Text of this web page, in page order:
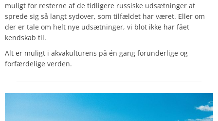
muligt for resterne af de tidligere russiske udsætninger at
sprede sig så langt sydover, som tilfældet har været. Eller om
der er tale om helt nye udsætninger, vi blot ikke har fået
kendskab til.
Alt er muligt i akvakulturens på én gang forunderlige og
forfærdelige verden.